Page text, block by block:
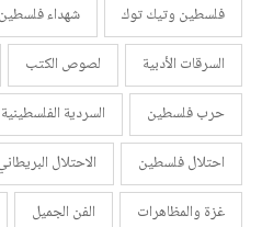
فلسطين وتيك توك
شهداء فلسطين
السرقات الأدبية
لصوص الكتب
حرب فلسطين
السردية الفلسطينية
احتلال فلسطين
الاحتلال
غزة والمظاهرات
الفن الجميل